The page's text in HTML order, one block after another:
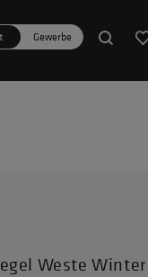
Gewerbe
Weste Winter